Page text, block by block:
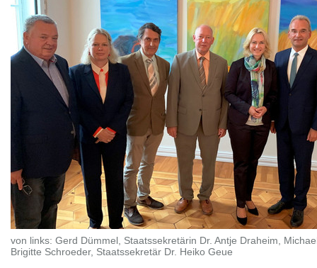
von links: Gerd Dümmel, Staatssekretärin Dr. Antje Draheim,
Brigitte Schroeder, Staatssekretär Dr. Heiko Geue